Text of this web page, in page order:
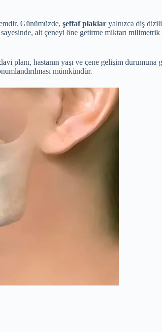
Günümüzde, şeffaf plaklar yalnızca diş
alt çeneyi öne getirme miktarı
planı, hastanın yaşı ve çene gelişim durumuna
mümkündür.